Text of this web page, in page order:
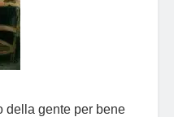
della gente per bene